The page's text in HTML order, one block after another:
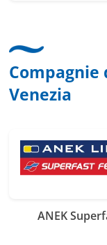
Venezia
ANEK